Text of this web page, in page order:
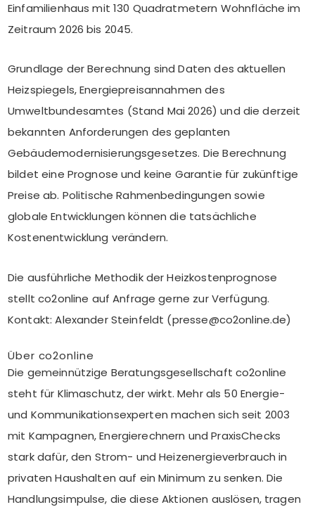
Einfamilienhaus mit 130 Quadratmetern Wohnfläche im
Zeitraum 2026 bis 2045.
Grundlage der Berechnung sind Daten des aktuellen
Heizspiegels, Energiepreisannahmen des
Umweltbundesamtes (Stand Mai 2026) und die derzeit
bekannten Anforderungen des geplanten
Gebäudemodernisierungsgesetzes. Die Berechnung
bildet eine Prognose und keine Garantie für zukünftige
Preise ab. Politische Rahmenbedingungen sowie
globale Entwicklungen können die tatsächliche
Kostenentwicklung verändern.
Die ausführliche Methodik der Heizkostenprognose
stellt co2online auf Anfrage gerne zur Verfügung.
Kontakt: Alexander Steinfeldt (presse@co2online.de)
Über co2online
Die gemeinnützige Beratungsgesellschaft co2online
steht für Klimaschutz, der wirkt. Mehr als 50 Energie-
und Kommunikationsexperten machen sich seit 2003
mit Kampagnen, Energierechnern und PraxisChecks
stark dafür, den Strom- und Heizenergieverbrauch in
privaten Haushalten auf ein Minimum zu senken. Die
Handlungsimpulse, die diese Aktionen auslösen, tragen